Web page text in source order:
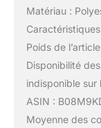
Matériau :
Poids de
Disponibilité
indisponible sur
ASIN :
Moyenne des